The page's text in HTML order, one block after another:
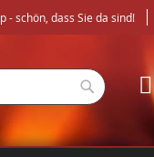
- schön, dass Sie da sind!
Suche